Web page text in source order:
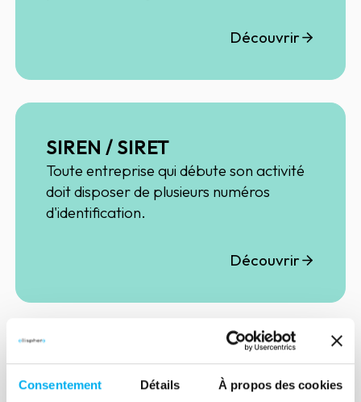
Consentement Détails À propos des cookies
Découvrir
SIREN / SIRET
Toute entreprise qui débute son activité
doit disposer de plusieurs numéros
d'identification.
Découvrir
Emails B2B
L'emailing reste le canal privilégié pour